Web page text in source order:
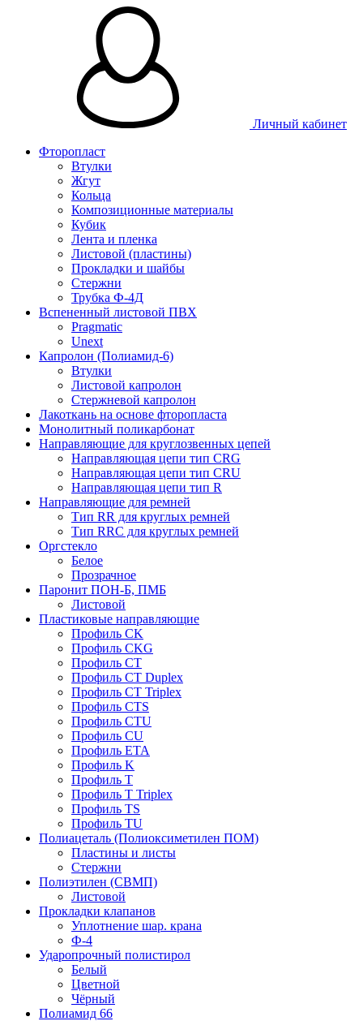
Личный кабинет
Фторопласт
Втулки
Жгут
Кольца
Композиционные материалы
Кубик
Лента и пленка
Листовой (пластины)
Прокладки и шайбы
Стержни
Трубка Ф-4Д
Вспененный листовой ПВХ
Pragmatic
Unext
Капролон (Полиамид-6)
Втулки
Листовой капролон
Стержневой капролон
Лакоткань на основе фторопласта
Монолитный поликарбонат
Направляющие для круглозвенных цепей
Направляющая цепи тип CRG
Направляющая цепи тип CRU
Направляющая цепи тип R
Направляющие для ремней
Тип RR для круглых ремней
Тип RRС для круглых ремней
Оргстекло
Белое
Прозрачное
Паронит ПОН-Б, ПМБ
Листовой
Пластиковые направляющие
Профиль CK
Профиль CKG
Профиль CT
Профиль CT Duplex
Профиль CT Triplex
Профиль CTS
Профиль CTU
Профиль CU
Профиль ETA
Профиль K
Профиль T
Профиль T Triplex
Профиль TS
Профиль TU
Полиацеталь (Полиоксиметилен ПОМ)
Пластины и листы
Стержни
Полиэтилен (СВМП)
Листовой
Прокладки клапанов
Уплотнение шар. крана
Ф-4
Ударопрочный полистирол
Белый
Цветной
Чёрный
Полиамид 66